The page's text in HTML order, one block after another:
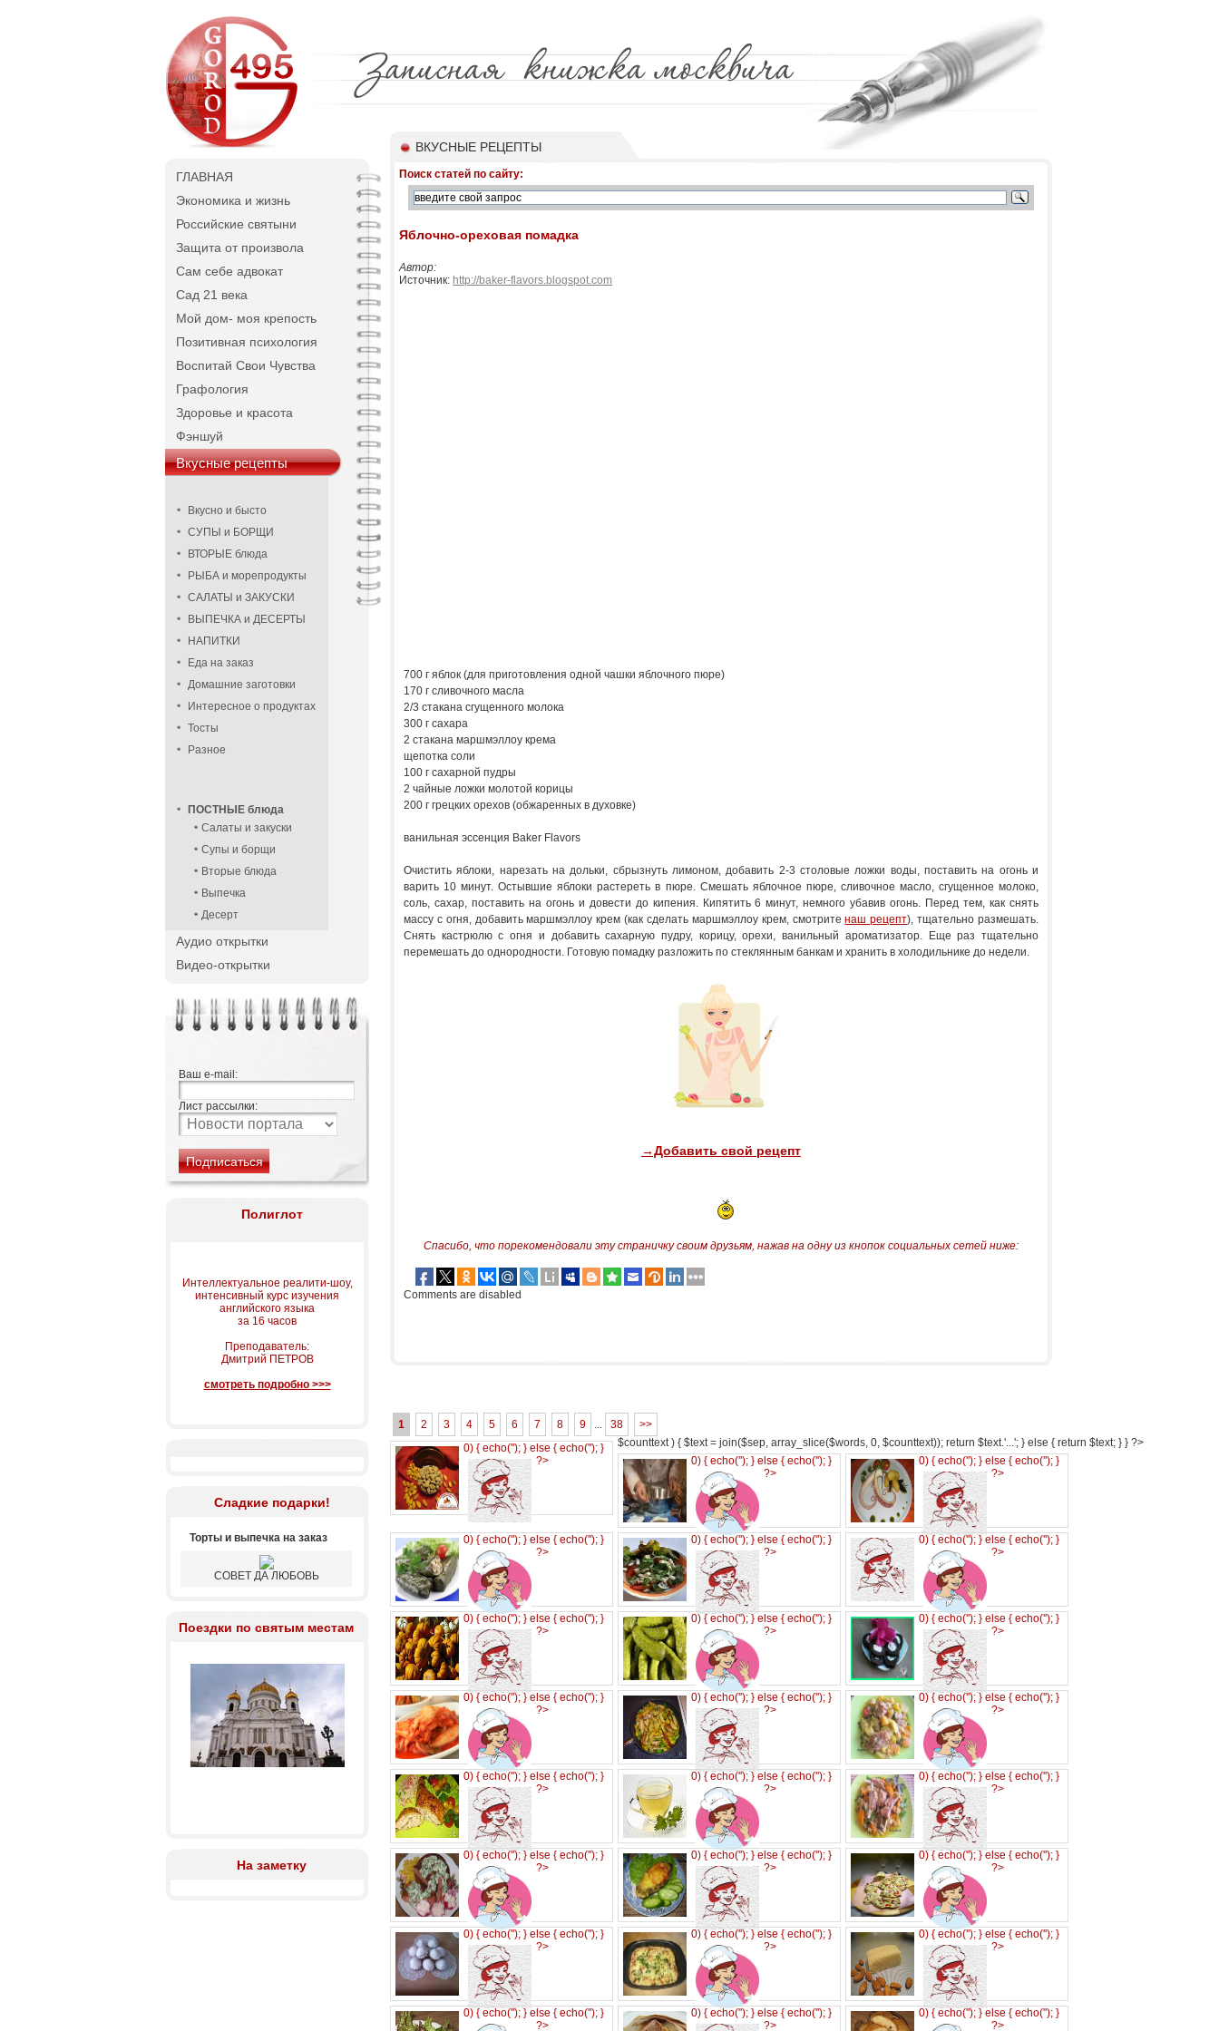
ГЛАВНАЯ
Экономика и жизнь
Российские святыни
Защита от произвола
Сам себе адвокат
Сад 21 века
Мой дом- моя крепость
Позитивная психология
Воспитай Свои Чувства
Графология
Здоровье и красота
Фэншуй
Вкусные рецепты
Вкусно и бысто
СУПЫ и БОРЩИ
ВТОРЫЕ блюда
РЫБА и морепродукты
САЛАТЫ и ЗАКУСКИ
ВЫПЕЧКА и ДЕСЕРТЫ
НАПИТКИ
Еда на заказ
Домашние заготовки
Интересное о продуктах
Тосты
Разное
ПОСТНЫЕ блюда
Салаты и закуски
Супы и борщи
Вторые блюда
Выпечка
Десерт
Аудио открытки
Видео-открытки
Ваш e-mail:
Лист рассылки:
Полиглот
Интеллектуальное реалити-шоу,
интенсивный курс изучения
английского языка
за 16 часов
Преподаватель:
Дмитрий ПЕТРОВ
смотреть подробно >>>
Сладкие подарки!
Торты и выпечка на заказ
СОВЕТ ДА ЛЮБОВЬ
Поездки по святым местам
На заметку
ВКУСНЫЕ РЕЦЕПТЫ
Поиск статей по сайту:
Яблочно-ореховая помадка
Автор:
Источник: http://baker-flavors.blogspot.com
700 г яблок (для приготовления одной чашки яблочного пюре)
170 г сливочного масла
2/3 стакана сгущенного молока
300 г сахара
2 стакана маршмэллоу крема
щепотка соли
100 г сахарной пудры
2 чайные ложки молотой корицы
200 г грецких орехов (обжаренных в духовке)
ванильная эссенция Baker Flavors
Очистить яблоки, нарезать на дольки, сбрызнуть лимоном, добавить 2-3 столовые ложки воды, поставить на огонь и
варить 10 минут. Остывшие яблоки растереть в пюре. Смешать яблочное пюре, сливочное масло, сгущенное молоко,
соль, сахар, поставить на огонь и довести до кипения. Кипятить 6 минут, немного убавив огонь. Перед тем, как снять
массу с огня, добавить маршмэллоу крем (как сделать маршмэллоу крем, смотритенаш рецепт), тщательно размешать.
Снять кастрюлю с огня и добавить сахарную пудру, корицу, орехи, ванильный ароматизатор. Еще раз тщательно
перемешать до однородности. Готовую помадку разложить по стеклянным банкам и хранить в холодильнике до недели.
→Добавить свой рецепт
Спасибо, что порекомендовали эту страничку своим друзьям, нажав на одну из кнопок социальных сетей ниже:
Comments are disabled
1 2 3 4 5 6 7 8 9 ... 38
>>
$counttext ) { $text = join($sep, array_slice($words, 0, $counttext)); return $text.'...'; } else { return $text; } } ?>
0) { echo(''); } else { echo(''); }
?>
0) { echo(''); } else { echo(''); }
?>
0) { echo(''); } else { echo(''); }
?>
0) { echo(''); } else { echo(''); }
?>
0) { echo(''); } else { echo(''); }
?>
0) { echo(''); } else { echo(''); }
?>
0) { echo(''); } else { echo(''); }
?>
0) { echo(''); } else { echo(''); }
?>
0) { echo(''); } else { echo(''); }
?>
0) { echo(''); } else { echo(''); }
?>
0) { echo(''); } else { echo(''); }
?>
0) { echo(''); } else { echo(''); }
?>
0) { echo(''); } else { echo(''); }
?>
0) { echo(''); } else { echo(''); }
?>
0) { echo(''); } else { echo(''); }
?>
0) { echo(''); } else { echo(''); }
?>
0) { echo(''); } else { echo(''); }
?>
0) { echo(''); } else { echo(''); }
?>
0) { echo(''); } else { echo(''); }
?>
0) { echo(''); } else { echo(''); }
?>
0) { echo(''); } else { echo(''); }
?>
0) { echo(''); } else { echo(''); }
?>
0) { echo(''); } else { echo(''); }
?>
0) { echo(''); } else { echo(''); }
?>